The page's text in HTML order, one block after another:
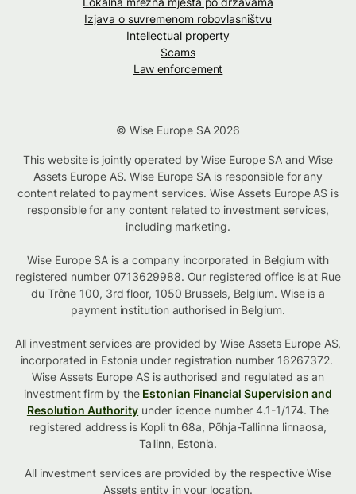
Izjava o suvremenom robovlasništvu
Intellectual property
Scams
Law enforcement
© Wise Europe SA 2026
This website is jointly operated by Wise Europe SA and Wise
Assets Europe AS. Wise Europe SA is responsible for any
content related to payment services. Wise Assets Europe AS is
responsible for any content related to investment services,
including marketing.
Wise Europe SA is a company incorporated in Belgium with
registered number 0713629988. Our registered office is at Rue
du Trône 100, 3rd floor, 1050 Brussels, Belgium. Wise is a
payment institution authorised in Belgium.
All investment services are provided by Wise Assets Europe AS,
incorporated in Estonia under registration number 16267372.
Wise Assets Europe AS is authorised and regulated as an
investment firm by the Estonian Financial Supervision and
Resolution Authority under licence number 4.1-1/174. The
registered address is Kopli tn 68a, Põhja-Tallinna linnaosa,
Tallinn, Estonia.
All investment services are provided by the respective Wise
Assetsentity in your location.